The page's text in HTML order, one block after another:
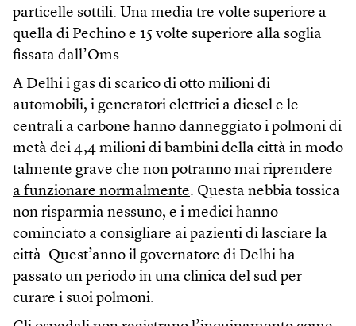
particelle sottili. Una media tre volte superiore a
quella di Pechino e 15 volte superiore alla soglia
fissata dall’Oms.
A Delhi i gas di scarico di otto milioni di
automobili, i generatori elettrici a diesel e le
centrali a carbone hanno danneggiato i polmoni di
metà dei 4,4 milioni di bambini della città in modo
talmente grave che non potranno mai riprendere
a funzionare normalmente. Questa nebbia tossica
non risparmia nessuno, e i medici hanno
cominciato a consigliare ai pazienti di lasciare la
città. Quest’anno il governatore di Delhi ha
passato un periodo in una clinica del sud per
curare i suoi polmoni.